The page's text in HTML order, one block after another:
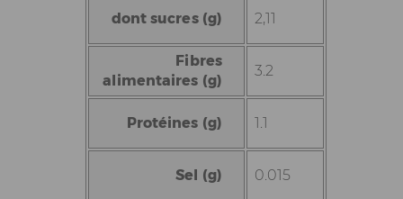
dont sucres (g) 2,11
Fibres
alimentaires (g)
3.2
Protéines (g) 1.1
Sel (g) 0.015